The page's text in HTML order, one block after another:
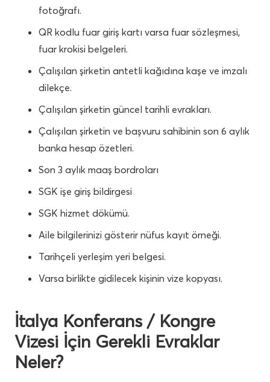
fotoğrafı.
QR kodlu fuar giriş kartı varsa fuar sözleşmesi,
fuar krokisi belgeleri.
Çalışılan şirketin antetli kağıdına kaşe ve imzalı
dilekçe.
Çalışılan şirketin güncel tarihli evrakları.
Çalışılan şirketin ve başvuru sahibinin son 6 aylık
banka hesap özetleri.
Son 3 aylık maaş bordroları
SGK işe giriş bildirgesi
SGK hizmet dökümü.
Aile bilgilerinizi gösterir nüfus kayıt örneği.
Tarihçeli yerleşim yeri belgesi.
Varsa birlikte gidilecek kişinin vize kopyası.
İtalya Konferans / Kongre
Vizesi İçin Gerekli Evraklar
Neler?